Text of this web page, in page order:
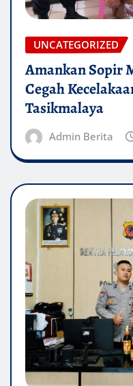
UNCATEGORIZED
Amankan Sopir
Cegah
Tasikmalaya
Admin Berita